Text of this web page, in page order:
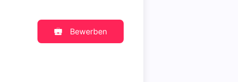
Bewerben